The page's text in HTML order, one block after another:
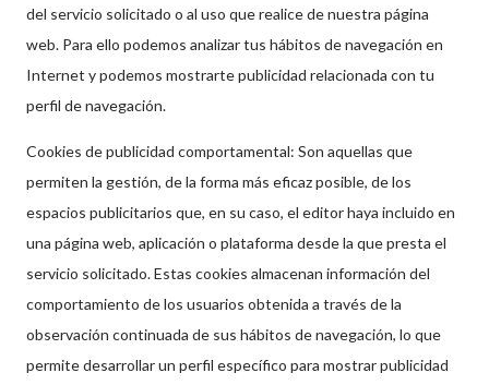
del servicio solicitado o al uso que realice de nuestra página
web. Para ello podemos analizar tus hábitos de navegación en
Internet y podemos mostrarte publicidad relacionada con tu
perfil de navegación.
Cookies de publicidad comportamental: Son aquellas que
permiten la gestión, de la forma más eficaz posible, de los
espacios publicitarios que, en su caso, el editor haya incluido en
una página web, aplicación o plataforma desde la que presta el
servicio solicitado. Estas cookies almacenan información del
comportamiento de los usuarios obtenida a través de la
observación continuada de sus hábitos de navegación, lo que
permite desarrollar un perfil específico para mostrar publicidad